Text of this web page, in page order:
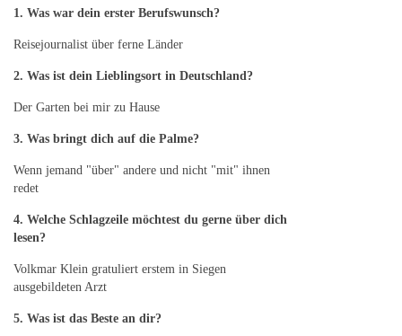
1. Was war dein erster Berufswunsch?
Reisejournalist über ferne Länder
2. Was ist dein Lieblingsort in Deutschland?
Der Garten bei mir zu Hause
3. Was bringt dich auf die Palme?
Wenn jemand "über" andere und nicht "mit" ihnen
redet
4. Welche Schlagzeile möchtest du gerne über dich
lesen?
Volkmar Klein gratuliert erstem in Siegen
ausgebildeten Arzt
5. Was ist das Beste an dir?